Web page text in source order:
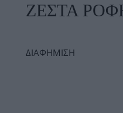
ΖΕΣΤΑ
ΔΙΑΦΗΜΙΣΗ